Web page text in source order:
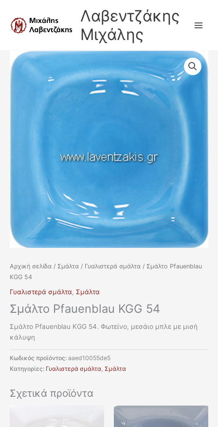
περιεχόμενο
Λαβεντζάκης
Μιχάλης
Αρχική σελίδα / Σμάλτα / Γυαλιστερά σμάλτα / Σμάλτο Pfauenblau
KGG 54
Γυαλιστερά σμάλτα, Σμάλτα
Σμάλτο Pfauenblau KGG 54
Σμάλτο Pfauenblau KGG 54. Φωτείνο, μεσάιο μπλε με μισή
κάλυψη
Κωδικός προϊόντος: aaed10055de5
Κατηγορίες: Γυαλιστερά σμάλτα, Σμάλτα
Σχετικά προϊόντα